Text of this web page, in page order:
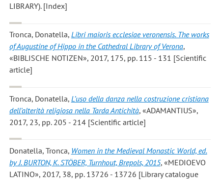
LIBRARY). [Index]
Tronca, Donatella, Libri maioris ecclesiae veronensis. The works
of Augustine of Hippo in the Cathedral Library of Verona,
«BIBLISCHE NOTIZEN», 2017, 175, pp. 115 - 131 [Scientific
article]
Tronca, Donatella, L’uso della danza nella costruzione cristiana
dell’alterità religiosa nella Tarda Antichità, «ADAMANTIUS»,
2017, 23, pp. 205 - 214 [Scientific article]
Donatella, Tronca, Women in the Medieval Monastic World, ed.
by J. BURTON, K. STÖBER, Turnhout, Brepols, 2015, «MEDIOEVO
LATINO», 2017, 38, pp. 13726 - 13726 [Library catalogue